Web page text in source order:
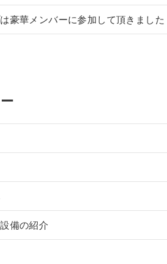
豪華メンバーに参加して頂きました
備の紹介